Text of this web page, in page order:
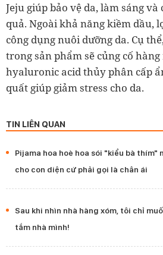
Jeju giúp bảo vệ da, làm sáng
quả. Ngoài khả năng kiềm dầu,
công dụng nuôi dưỡng da. Cụ
trong sản phẩm sẽ củng cố
hyaluronic acid thủy phân cấp
quất giúp giảm stress cho da.
TIN LIÊN QUAN
Pijama hoa hoè hoa sói "kiểu bà thím"
cho con diện cứ phải gọi là chân ái
Sau khi nhìn nhà hàng xóm, tôi chỉ
tắm nhà mình!